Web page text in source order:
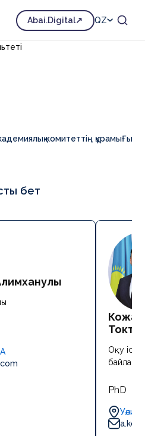
Abai.Digital QZ
комитеттің құрамы
бет
Оқу ісі,
PhD